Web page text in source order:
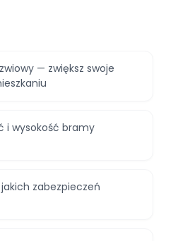
— zwiększ swoje
i wysokość bramy
zabezpieczeń